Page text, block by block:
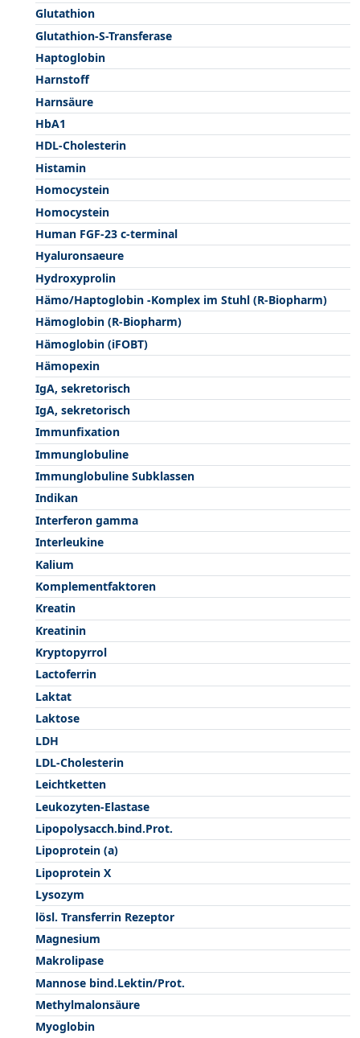
Glutathion
Glutathion-S-Transferase
Haptoglobin
Harnstoff
Harnsäure
HbA1
HDL-Cholesterin
Histamin
Homocystein
Homocystein
Human FGF-23 c-terminal
Hyaluronsaeure
Hydroxyprolin
Hämo/Haptoglobin -Komplex im Stuhl (R-Biopharm)
Hämoglobin (R-Biopharm)
Hämoglobin (iFOBT)
Hämopexin
IgA, sekretorisch
IgA, sekretorisch
Immunfixation
Immunglobuline
Immunglobuline Subklassen
Indikan
Interferon gamma
Interleukine
Kalium
Komplementfaktoren
Kreatin
Kreatinin
Kryptopyrrol
Lactoferrin
Laktat
Laktose
LDH
LDL-Cholesterin
Leichtketten
Leukozyten-Elastase
Lipopolysacch.bind.Prot.
Lipoprotein (a)
Lipoprotein X
Lysozym
lösl. Transferrin Rezeptor
Magnesium
Makrolipase
Mannose bind.Lektin/Prot.
Methylmalonsäure
Myoglobin